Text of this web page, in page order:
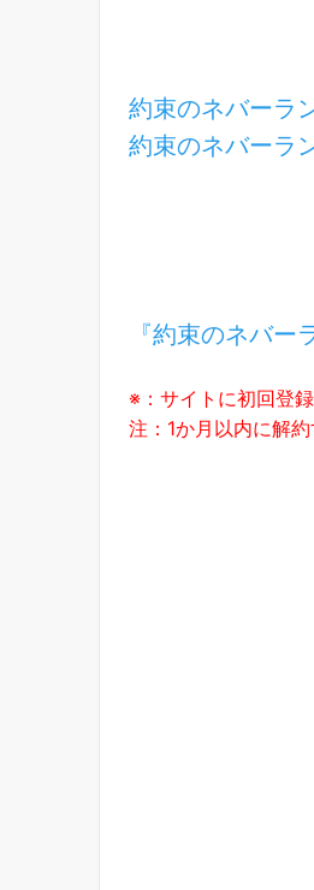
約束のネバーラ
約束のネバーラ
『約束のネバ
※：サイトに初回登
注：1か月以内に解